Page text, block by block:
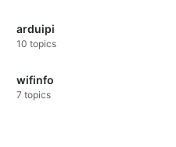
arduipi
10 topics
wifinfo
7 topics